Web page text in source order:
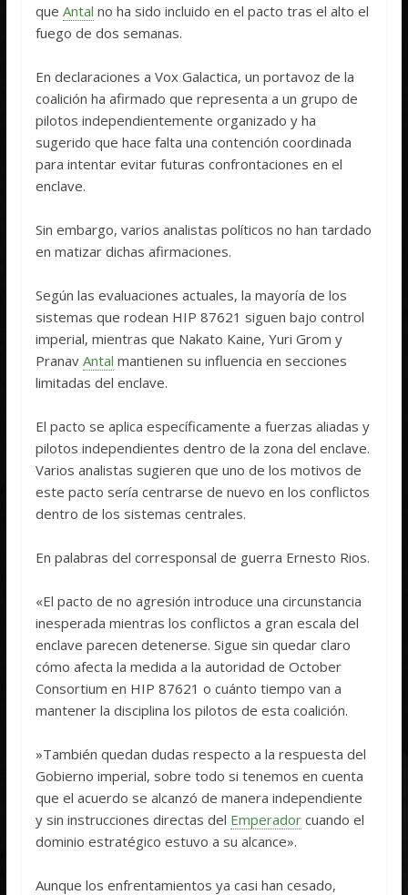
queAntal no ha sido incluido en el pacto tras el alto el
fuego de dos semanas.
En declaraciones a Vox Galactica, un portavoz de la
coalición ha afirmado que representa a un grupo de
pilotos independientemente organizado y ha
sugerido que hace falta una contención coordinada
para intentar evitar futuras confrontaciones en el
enclave.
Sin embargo, varios analistas políticos no han tardado
en matizar dichas afirmaciones.
Según las evaluaciones actuales, la mayoría de los
sistemas que rodean HIP 87621 siguen bajo control
imperial, mientras que Nakato Kaine, Yuri Grom y
PranavAntal mantienen su influencia en secciones
limitadas del enclave.
El pacto se aplica específicamente a fuerzas aliadas y
pilotos independientes dentro de la zona del enclave.
Varios analistas sugieren que uno de los motivos de
este pacto sería centrarse de nuevo en los conflictos
dentro de los sistemas centrales.
En palabras del corresponsal de guerra Ernesto Rios.
«El pacto de no agresión introduce una circunstancia
inesperada mientras los conflictos a gran escala del
enclave parecen detenerse. Sigue sin quedar claro
cómo afecta la medida a la autoridad de October
Consortium en HIP 87621 o cuánto tiempo van a
mantener la disciplina los pilotos de esta coalición.
»También quedan dudas respecto a la respuesta del
Gobierno imperial, sobre todo si tenemos en cuenta
que el acuerdo se alcanzó de manera independiente
y sin instrucciones directas del Emperador cuando el
dominio estratégico estuvo a su alcance».
Aunque los enfrentamientos ya casi han cesado,